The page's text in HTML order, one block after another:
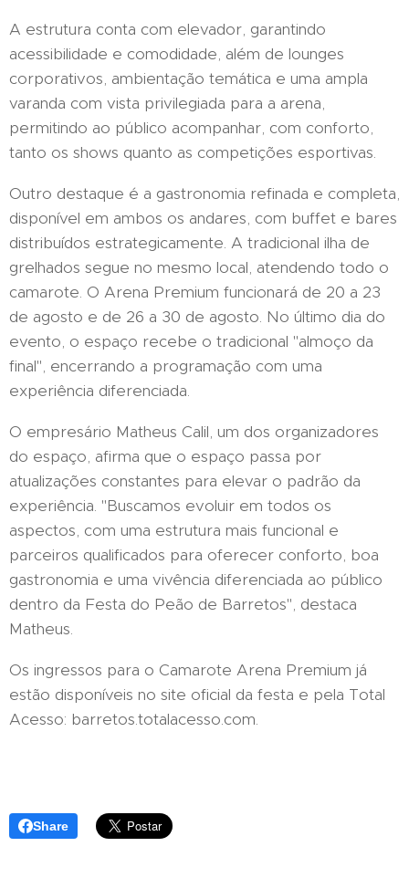
A estrutura conta com elevador, garantindo
acessibilidade e comodidade, além de lounges
corporativos, ambientação temática e uma ampla
varanda com vista privilegiada para a arena,
permitindo ao público acompanhar, com conforto,
tanto os shows quanto as competições esportivas.
Outro destaque é a gastronomia refinada e completa,
disponível em ambos os andares, com buffet e bares
distribuídos estrategicamente. A tradicional ilha de
grelhados segue no mesmo local, atendendo todo o
camarote. O Arena Premium funcionará de 20 a 23
de agosto e de 26 a 30 de agosto. No último dia do
evento, o espaço recebe o tradicional "almoço da
final", encerrando a programação com uma
experiência diferenciada.
O empresário Matheus Calil, um dos organizadores
do espaço, afirma que o espaço passa por
atualizações constantes para elevar o padrão da
experiência. "Buscamos evoluir em todos os
aspectos, com uma estrutura mais funcional e
parceiros qualificados para oferecer conforto, boa
gastronomia e uma vivência diferenciada ao público
dentro da Festa do Peão de Barretos", destaca
Matheus.
Os ingressos para o Camarote Arena Premium já
estão disponíveis no site oficial da festa e pela Total
Acesso: barretos.totalacesso.com.
Share